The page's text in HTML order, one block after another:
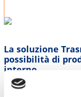
La soluzione
possibilità di
interno